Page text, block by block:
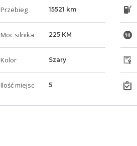
Przebieg 15521 km
Moc silnika 225 KM
Kolor Szary
Ilość miejsc 5